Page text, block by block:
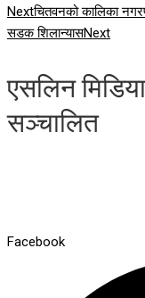
Nextचितवनको कालिका
सडक शिलान्यासNext
एसलिन मिडिया
सञ्चालित
Facebook